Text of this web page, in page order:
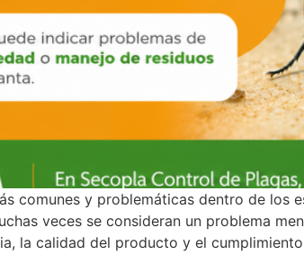
comunes y problemáticas dentro de
veces se consideran un problema
la calidad del producto y el